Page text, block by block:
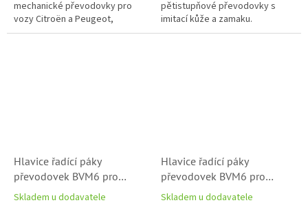
mechanické převodovky pro
vozy Citroën a Peugeot,
provedení saténový chrom
pětistupňové převodovky s
imitací kůže a zamaku.
Hlavice řadící páky
převodovek BVM6 pro
Citroen a Peugeot
Skladem u dodavatele
Hlavice řadící páky
převodovek BVM6 pro
Citroen a Peugeot
Skladem u dodavatele